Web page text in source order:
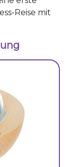
Reise mit